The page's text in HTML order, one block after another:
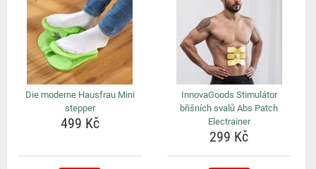
Die moderne Hausfrau Mini
stepper
499 Kč
InnovaGoods Stimulátor
břišních svalů Abs Patch
Electrainer
299 Kč